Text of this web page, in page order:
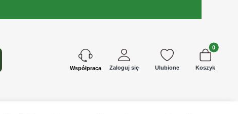
Kontakt Zaloguj się Ulubione
Produkty w
Koszyk